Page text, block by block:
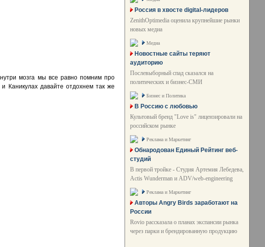
мозга мы все равно помним про
Каникулах давайте отдохнем так же
Россия в хвосте digital-лидеров
ZenithOptimedia оценила крупнейшие рынки
новых медиа
Медиа
Новостные сайты теряют
аудиторию
Послевыборный спад сказался на
политических и бизнес-СМИ
Бизнес и Политика
В Россию с любовью
Культовый бренд "Love is" лицензировали на
российском рынке
Реклама и Маркетинг
Обнародован Единый Рейтинг веб-
студий
В первой тройке - Студия Артемия Лебедева,
Actis Wunderman и ADV/web-engineering
Реклама и Маркетинг
Авторы Angry Birds заработают на
России
Rovio рассказала о планах экспансии рынка
через парки и брендированную продукцию